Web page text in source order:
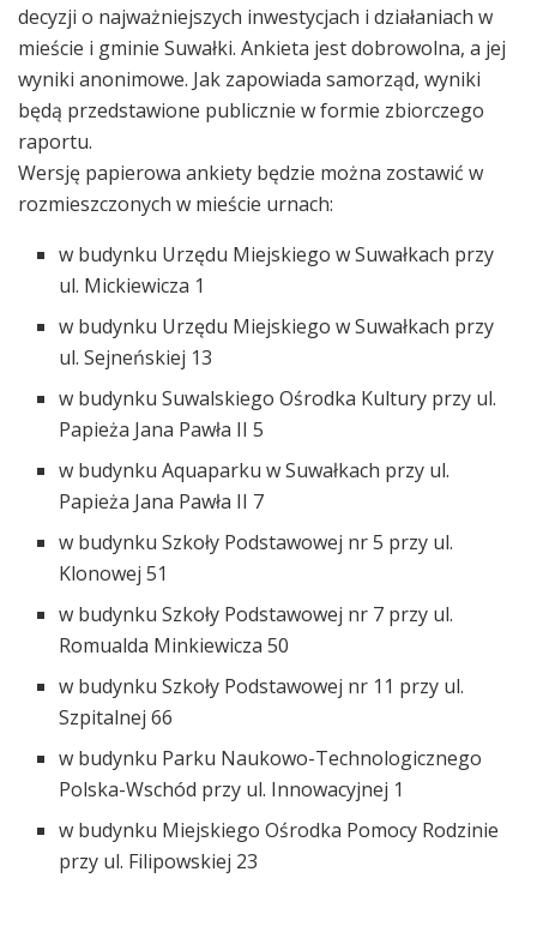
decyzji o najważniejszych inwestycjach i działaniach w
mieście i gminie Suwałki. Ankieta jest dobrowolna, a jej
wyniki anonimowe. Jak zapowiada samorząd, wyniki
będą przedstawione publicznie w formie zbiorczego
raportu.
Wersję papierowa ankiety będzie można zostawić w
rozmieszczonych w mieście urnach:
w budynku Urzędu Miejskiego w Suwałkach przy
ul. Mickiewicza 1
w budynku Urzędu Miejskiego w Suwałkach przy
ul. Sejneńskiej 13
w budynku Suwalskiego Ośrodka Kultury przy ul.
Papieża Jana Pawła II 5
w budynku Aquaparku w Suwałkach przy ul.
Papieża Jana Pawła II 7
w budynku Szkoły Podstawowej nr 5 przy ul.
Klonowej 51
w budynku Szkoły Podstawowej nr 7 przy ul.
Romualda Minkiewicza 50
w budynku Szkoły Podstawowej nr 11 przy ul.
Szpitalnej 66
w budynku Parku Naukowo-Technologicznego
Polska-Wschód przy ul. Innowacyjnej 1
w budynku Miejskiego Ośrodka Pomocy Rodzinie
przy ul. Filipowskiej 23